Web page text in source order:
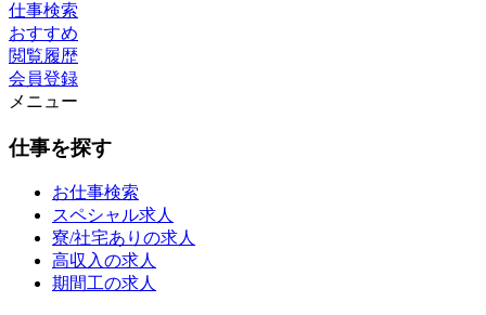
仕事検索
おすすめ
閲覧履歴
会員登録
メニュー
仕事を探す
お仕事検索
スペシャル求人
寮/社宅ありの求人
高収入の求人
期間工の求人